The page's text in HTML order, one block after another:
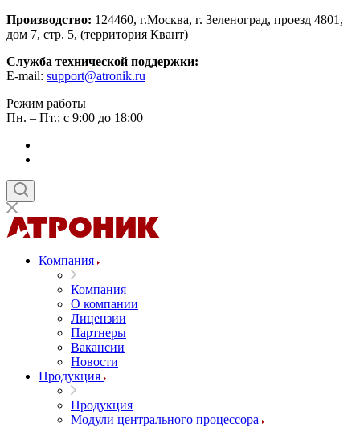
Производство: 124460, г.Москва, г. Зеленоград, проезд 4801,
дом 7, стр. 5, (территория Квант)
Служба технической поддержки:
E-mail: support@atronik.ru
Режим работы
Пн. – Пт.: с 9:00 до 18:00
Компания
Компания
О компании
Лицензии
Партнеры
Вакансии
Новости
Продукция
Продукция
Модули центрального процессора